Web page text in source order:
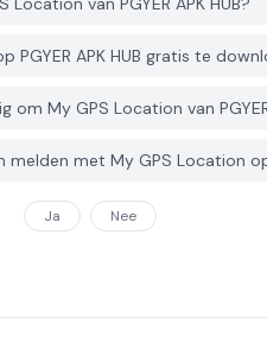
PGYER APK HUB gratis te
om My GPS Location van
met My GPS Location op
Ja Nee